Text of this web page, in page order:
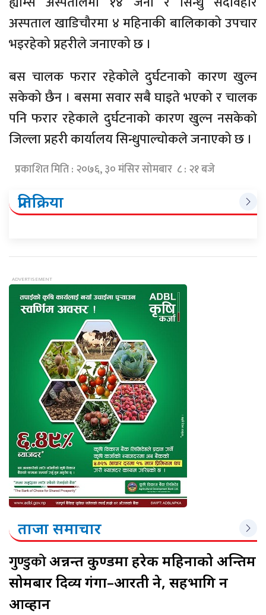
अस्पताल खाडिचौरमा ४ महिनाकी बालिकाको उपचार
भइरहेको प्रहरीले जनाएको छ ।
बस चालक फरार रहेकोले दुर्घटनाको कारण खुल्न
सकेको छैन । बसमा सवार सबै घाइते भएको र चालक
पनि फरार रहेकाले दुर्घटनाको कारण खुल्न नसकेको
जिल्ला प्रहरी कार्यालय सिन्धुपाल्चोकले जनाएको छ ।
प्रकाशित मिति : २०७६, ३० मंसिर सोमबार ८ : २१ बजे
प्रतिक्रिया
ताजा समाचार
गुण्डुकोअन्नन्त कुण्डमा हरेक महिनाको अन्तिम
सोमबार दिव्य गंगा–आरती हुने, सहभागि हुन
आव्हान